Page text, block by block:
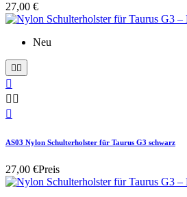
27,00 €
Neu
 

 

AS03 Nylon Schulterholster für Taurus G3 schwarz
27,00 €Preis